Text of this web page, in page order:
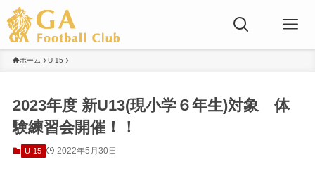
ホーム U-15
2023年度 新U13(現小学６年生)対象 体
験練習会開催！！
U-15 2022年5月30日